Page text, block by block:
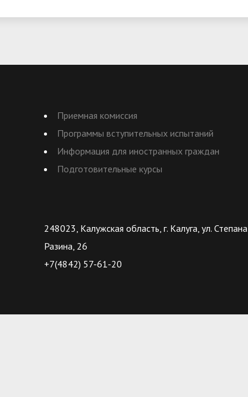
Приемная комиссия
Программы вступительных испытаний
Информация для иностранных граждан
Подготовительные курсы
248023, Калужская область, г. Калуга, ул. Степана
Разина, 26
+7(4842) 57-61-20